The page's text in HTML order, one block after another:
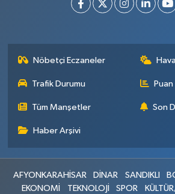
Nöbetçi Eczaneler
Trafik Durumu
Tüm Manşetler Son
Haber Arşivi
AFYONKARAHİSAR DİNAR SANDIKLI
EKONOMİ
TEKNOLOJİ SPOR